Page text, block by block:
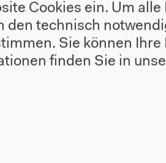
Cookies ein. Um
den technisch
Sie können
finden Sie in